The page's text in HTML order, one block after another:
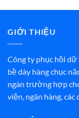
GIỚI THIỆU
Công ty phục hồi
bề dày hàng chục
ngàn trường hợp
viện, ngân hàng, các